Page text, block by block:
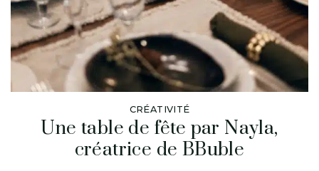
CRÉATIVITÉ
Une table de fête par Nayla,
créatrice de BBuble